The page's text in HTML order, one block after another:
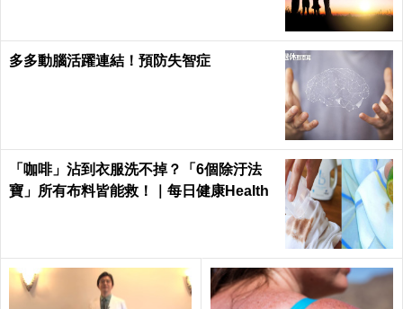
多多動腦活躍連結！預防失智症
「咖啡」沾到衣服洗不掉？「6個除汙法
寶」所有布料皆能救！｜每日健康Health